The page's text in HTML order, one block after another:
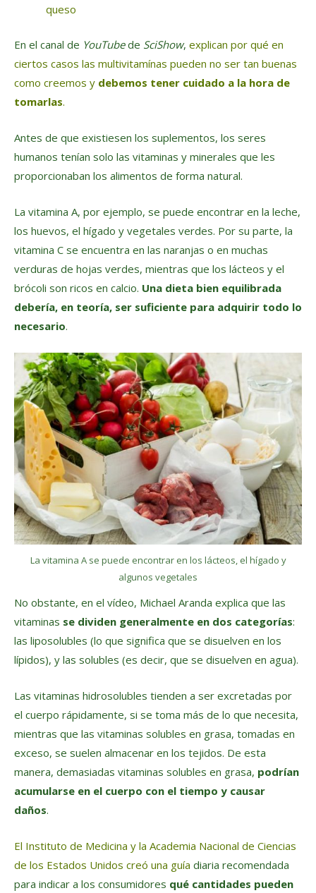
queso
En el canal de YouTubede SciShow, explican por qué en
ciertos casos las multivitamínas pueden no ser tan buenas
como creemos y debemos tener cuidado a la hora de
tomarlas.
Antes de que existiesen los suplementos, los seres
humanos tenían solo las vitaminas y minerales que les
proporcionaban los alimentos de forma natural.
La vitamina A, por ejemplo, se puede encontrar en la leche,
los huevos, el hígado y vegetales verdes. Por su parte, la
vitamina C se encuentra en las naranjas o en muchas
verduras de hojas verdes, mientras que los lácteos y el
brócoli son ricos en calcio. Una dieta bien equilibrada
debería, en teoría, ser suficiente para adquirir todo lo
necesario.
La vitamina A se puede encontrar en los lácteos, el hígado y
algunos vegetales
No obstante, en el vídeo, Michael Aranda explica que las
vitaminas se dividen generalmente en dos categorías:
las liposolubles (lo que significa que se disuelven en los
lípidos), y las solubles (es decir, que se disuelven en agua).
Las vitaminas hidrosolubles tienden a ser excretadas por
el cuerpo rápidamente, si se toma más de lo que necesita,
mientras que las vitaminas solubles en grasa, tomadas en
exceso, se suelen almacenar en los tejidos. De esta
manera, demasiadas vitaminas solubles en grasa, podrían
acumularse en el cuerpo con el tiempo y causar
daños.
El Instituto de Medicina y la Academia Nacional de Ciencias
de los Estados Unidos creó una guía diaria recomendada
para indicar a los consumidores qué cantidades pueden